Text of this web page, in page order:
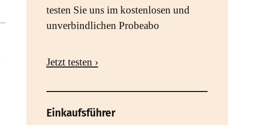
testen Sie uns im kostenlosen und
unverbindlichen Probeabo
Jetzt testen ›
Einkaufsführer